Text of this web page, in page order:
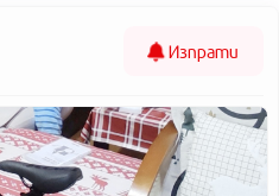
Изпрати